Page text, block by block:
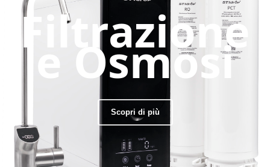
Filtrazione
e Osmosi
Scopri di più